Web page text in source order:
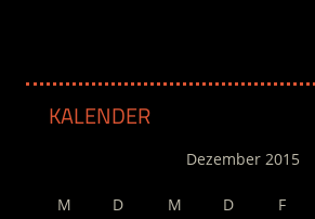
KALENDER
Dezember 2015
M D M D F